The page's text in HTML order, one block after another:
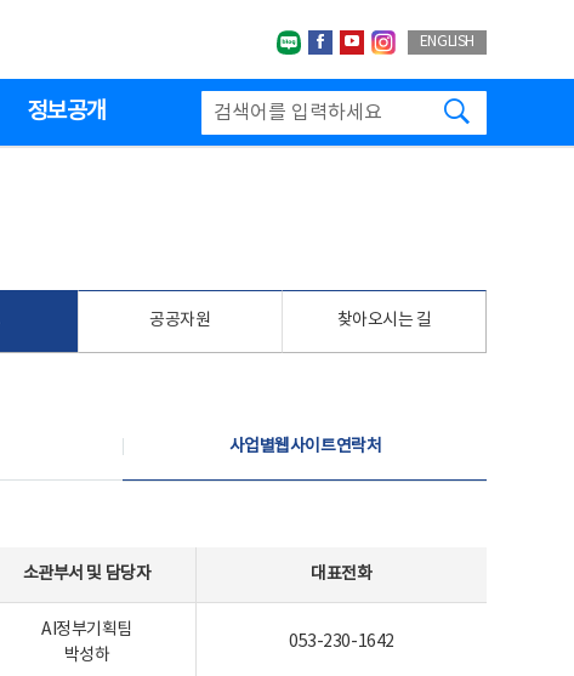
네이버블로그
페이스북
유투브인스타그랩
ENGLISH
정보공개
공공자원 찾아오시는 길
사업별웹사이트연락처
소관부서 및 담당자 대표전화
AI정부기획팀
박성하
053-230-1642